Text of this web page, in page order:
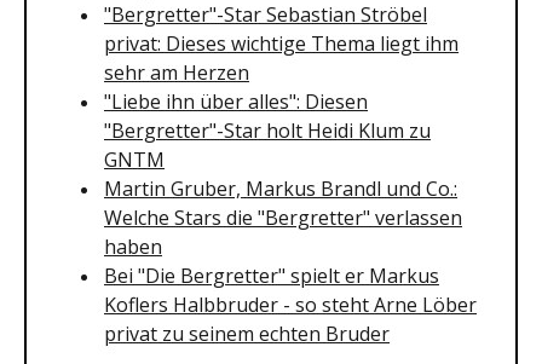
"Bergretter"-Star Sebastian Ströbel
privat: Dieses wichtige Thema liegt ihm
sehr am Herzen
"Liebe ihn über alles": Diesen
"Bergretter"-Star holt Heidi Klum zu
GNTM
Martin Gruber, Markus Brandl und Co.:
Welche Stars die "Bergretter" verlassen
haben
Bei "Die Bergretter" spielt er Markus
Koflers Halbbruder - so steht Arne Löber
privat zu seinem echten Bruder